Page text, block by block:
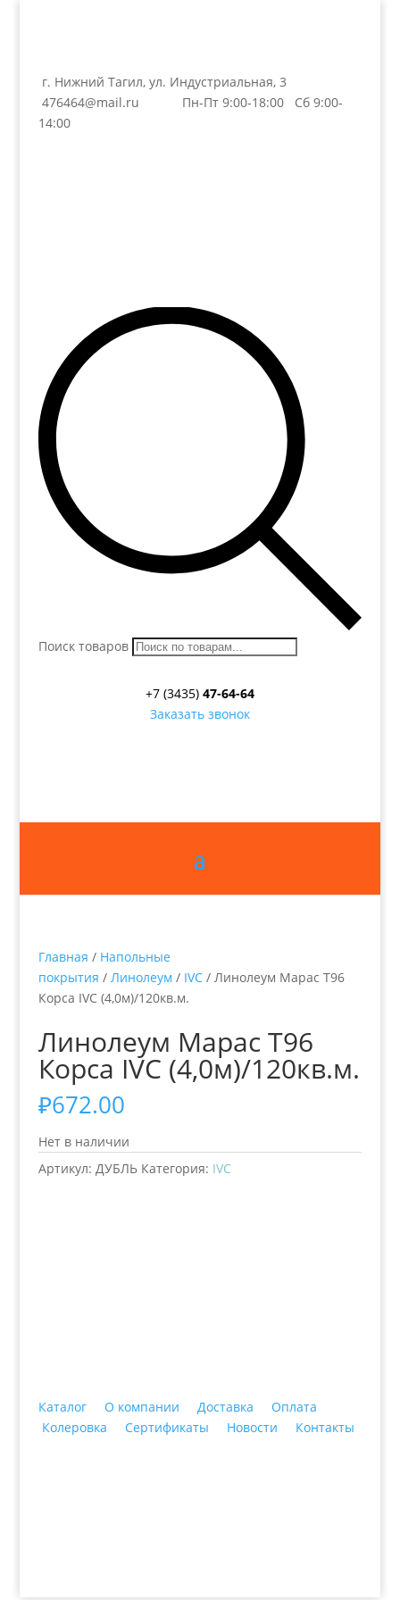
г. Нижний Тагил, ул. Индустриальная, 3
476464@mail.ru
Пн-Пт 9:00-18:00 Сб 9:00-
14:00
Поиск товаров
+7 (3435) 47-64-64
Заказать звонок
Главная / Напольные
покрытия / Линолеум / IVC/ Линолеум Марас Т96
Корса IVC (4,0м)/120кв.м.
Линолеум Марас Т96
Корса IVC (4,0м)/120кв.м.
₽672.00
Нет в наличии
Артикул: ДУБЛЬ Категория: IVC
Каталог О компании Доставка
Оплата
Колеровка
Сертификаты Новости Контакты